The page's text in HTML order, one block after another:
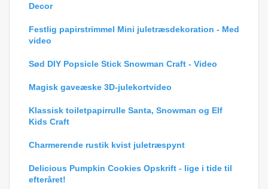
Decor
Festlig papirstrimmel Mini juletræsdekoration - Med
video
Sød DIY Popsicle Stick Snowman Craft - Video
Magisk gaveæske 3D-julekortvideo
Klassisk toiletpapirrulle Santa, Snowman og Elf
Kids Craft
Charmerende rustik kvist juletræspynt
Delicious Pumpkin Cookies Opskrift - lige i tide til
efteråret!